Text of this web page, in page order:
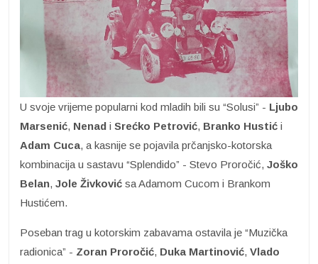
U svoje vrijeme popularni kod mladih bili su “Solusi” - Ljubo
Marsenić, Nenad i Srećko Petrović, Branko Hustić i
Adam Cuca, a kasnije se pojavila prčanjsko-kotorska
kombinacija u sastavu “Splendido” - Stevo Proročić, Joško
Belan, Jole Živković sa Adamom Cucom i Brankom
Hustićem.
Poseban trag u kotorskim zabavama ostavila je “Muzička
radionica” - Zoran Proročić, Duka Martinović, Vlado